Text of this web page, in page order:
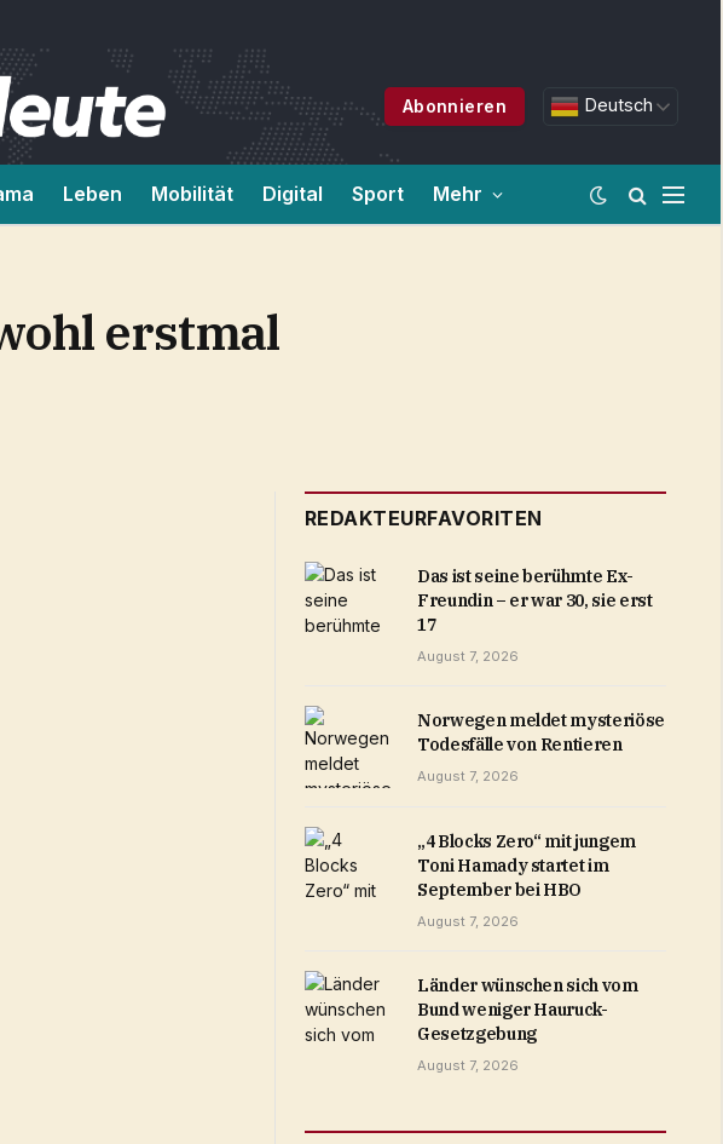
Abonnieren Deutsch
Leben Mobilität Digital Sport Mehr
erstmal
REDAKTEURFAVORITEN
Das ist seine berühmte Ex-
Freundin – er war 30, sie erst
17
August 7, 2026
Norwegen meldet mysteriöse
Todesfälle von Rentieren
August 7, 2026
„4 Blocks Zero“ mit jungem
Toni Hamady startet im
September bei HBO
August 7, 2026
Länder wünschen sich vom
Bund weniger Hauruck-
Gesetzgebung
August 7, 2026